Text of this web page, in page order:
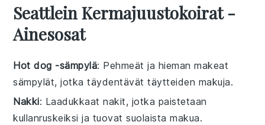
Seattlein Kermajuustokoirat -
Ainesosat
Hot dog -sämpylä: Pehmeät ja hieman makeat
sämpylät, jotka täydentävät täytteiden makuja.
Nakki: Laadukkaat nakit, jotka paistetaan
kullanruskeiksi ja tuovat suolaista makua.